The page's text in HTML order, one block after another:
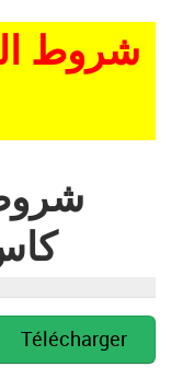
شروط
كاس
Télécharger